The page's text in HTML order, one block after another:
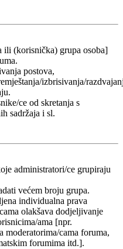
ili (korisnička) grupa osoba]
postova,
izbrisivanja/
ce od skretanja s
sadržaja i sl.
administratori/ce grupiraju
većem broju grupa.
individualna prava
olakšava dodjeljivanje
ama [npr.
moderatorima/cama foruma,
forumima itd.].